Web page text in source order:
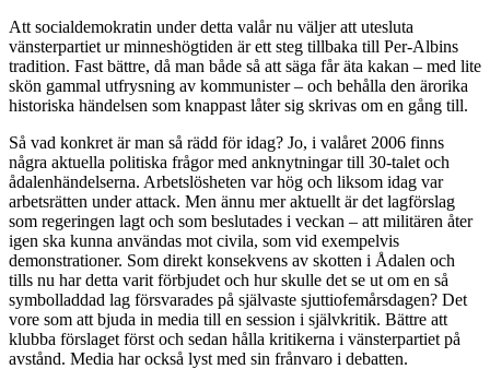
Att socialdemokratin under detta valår nu väljer att utesluta
vänsterpartiet ur minneshögtiden är ett steg tillbaka till Per-Albins
tradition. Fast bättre, då man både så att säga får äta kakan – med lite
skön gammal utfrysning av kommunister – och behålla den ärorika
historiska händelsen som knappast låter sig skrivas om en gång till.
Så vad konkret är man så rädd för idag? Jo, i valåret 2006 finns
några aktuella politiska frågor med anknytningar till 30-talet och
ådalenhändelserna. Arbetslösheten var hög och liksom idag var
arbetsrätten under attack. Men ännu mer aktuellt är det lagförslag
som regeringen lagt och som beslutades i veckan – att militären åter
igen ska kunna användas mot civila, som vid exempelvis
demonstrationer. Som direkt konsekvens av skotten i Ådalen och
tills nu har detta varit förbjudet och hur skulle det se ut om en så
symbolladdad lag försvarades på självaste sjuttiofemårsdagen? Det
vore som att bjuda in media till en session i självkritik. Bättre att
klubba förslaget först och sedan hålla kritikerna i vänsterpartiet på
avstånd. Media har också lyst med sin frånvaro i debatten.